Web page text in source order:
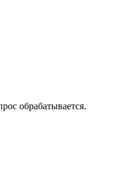
обрабатывается.